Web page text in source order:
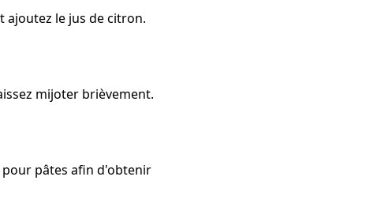
ajoutez le jus de citron.
mijoter brièvement.
pour pâtes afin d'obtenir